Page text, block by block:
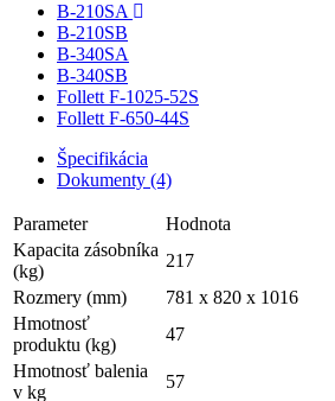
B-210SA
B-210SB
B-340SA
B-340SB
Follett F-1025-52S
Follett F-650-44S
Špecifikácia
Dokumenty (4)
Parameter
Hodnota
Kapacita zásobníka
(kg)
217
Rozmery (mm)
781 x 820 x 1016
Hmotnosť
produktu (kg)
47
Hmotnosť balenia
v kg
57